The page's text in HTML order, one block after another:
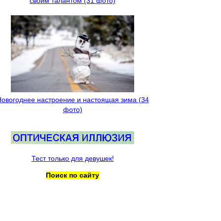
настроение и настоящая зима (34
фото)
Тест только для девушек!
Поиск по сайту